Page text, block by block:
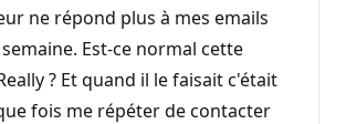
ne répond plus à mes emails
Est-ce normal cette
? Et quand il le faisait c'était
fois me répéter de contacter